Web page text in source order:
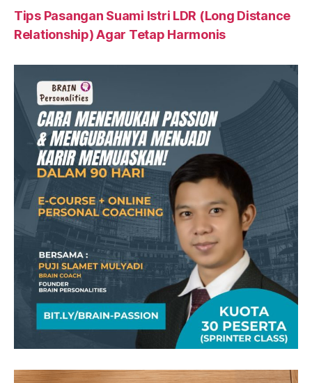
Tips Pasangan Suami Istri LDR (Long Distance
Relationship) Agar Tetap Harmonis